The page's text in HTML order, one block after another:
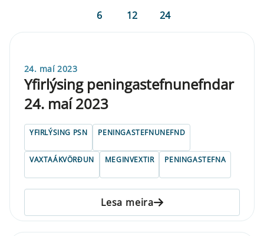
6 12 24
24. maí 2023
Yfirlýsing peningastefnunefndar
24. maí 2023
YFIRLÝSING PSN PENINGASTEFNUNEFND
VAXTAÁKVÖRÐUN MEGINVEXTIR PENINGASTEFNA
Lesa meira